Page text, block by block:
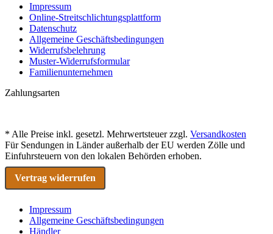
Impressum
Online-Streitschlichtungsplattform
Datenschutz
Allgemeine Geschäftsbedingungen
Widerrufsbelehrung
Muster-Widerrufsformular
Familienunternehmen
Zahlungsarten
* Alle Preise inkl. gesetzl. Mehrwertsteuer zzgl. Versandkosten
Für Sendungen in Länder außerhalb der EU werden Zölle und
Einfuhrsteuern von den lokalen Behörden erhoben.
Vertrag widerrufen
Impressum
Allgemeine Geschäftsbedingungen
Händler